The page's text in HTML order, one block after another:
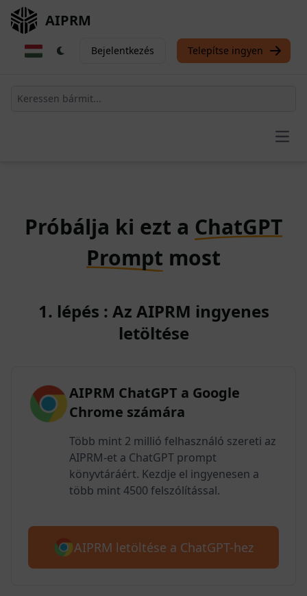
AIPRM
Bejelentkezés Telepítse ingyen
Próbálja ki ezt a ChatGPT
Prompt most
1. lépés : Az AIPRM ingyenes
letöltése
AIPRM ChatGPT a Google
Chrome számára
Több mint 2 millió felhasználó szereti az
AIPRM-et a ChatGPT prompt
könyvtáráért. Kezdje el ingyenesen a
több mint 4500 felszólítással.
AIPRM letöltése a ChatGPT-hez